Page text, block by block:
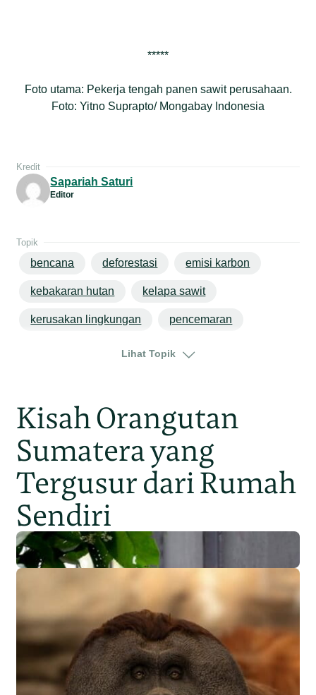
*****
Foto utama: Pekerja tengah panen sawit perusahaan.
Foto: Yitno Suprapto/ Mongabay Indonesia
Kredit
Sapariah Saturi
Editor
Topik
bencana deforestasi emisi karbon
kebakaran hutan kelapa sawit
kerusakan lingkungan pencemaran
jakarta
Lihat Topik
Kisah Orangutan
Sumatera yang
Tergusur dari Rumah
Sendiri